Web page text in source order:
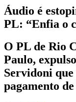
Áudio é
PL: “Enfia o
O PL de Rio
Paulo,
Servidoni
pagamento